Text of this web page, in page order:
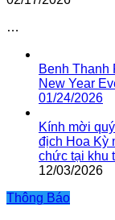
…
Benh Thanh
New Year
01/24/2026
Kính mời
địch Hoa Kỳ
chức tại khu
12/03/2026
Thông Báo